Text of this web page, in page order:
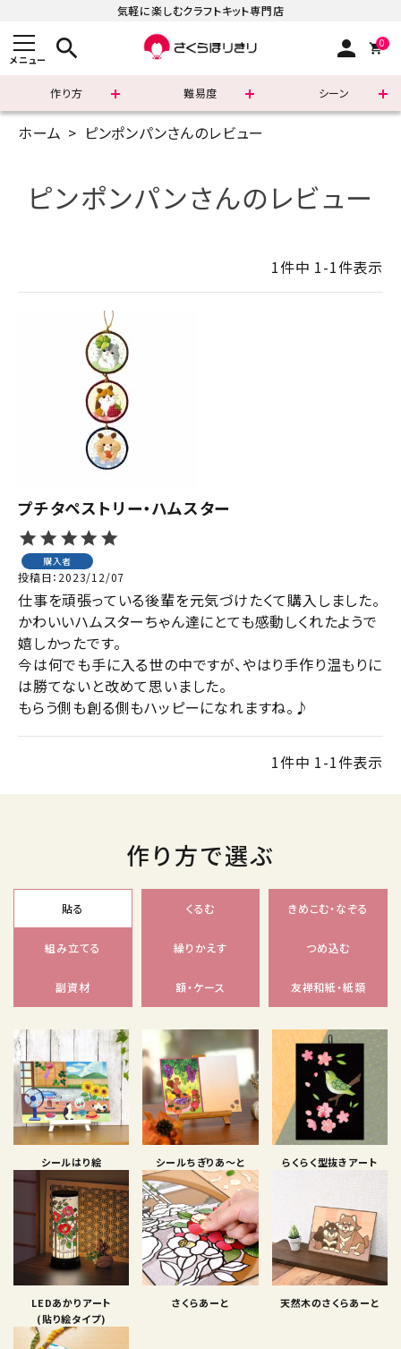
気軽に楽しむクラフトキット専門店
メニュー search person 0
作り方 難易度 シーン
まずはこちら
診断チャート
ジャンルで選ぶ
レビューを見る
コーポレートサイト
実店舗案内
デイサービス／
介護施設関係の方へ
最新のチラシはこちら
お問い合わせ
ACCOUNT MENU
ようこそ ゲスト 様
ホーム ピンポンパンさんのレビュー
ピンポンパンさんのレビュー
1件中 1-1件表示
プチタペストリー・ハムスター
購入者
投稿日 2023/12/07
仕事を頑張っている後輩を元気づけたくて購入しました。
かわいいハムスターちゃん達にとても感動しくれたようで
嬉しかったです。
今は何でも手に入る世の中ですが、やはり手作り温もりに
は勝てないと改めて思いました。
もらう側も創る側もハッピーになれますね。♪
1件中 1-1件表示
作り方で選ぶ
貼る くるむ きめこむ・なぞる
組み立てる 繰りかえす つめ込む
副資材 額・ケース 友禅和紙・紙類
シールはり絵 シールちぎりあ〜と らくらく型抜きアート
LEDあかりアート
(貼り絵タイプ)
さくらあーと 天然木のさくらあーと